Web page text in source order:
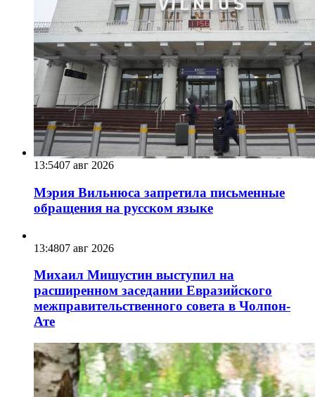
13:5407 авг 2026
Мэрия Вильнюса запретила письменные
обращения на русском языке
13:4807 авг 2026
Михаил Мишустин выступил на
расширенном заседании Евразийского
межправительственного совета в Чолпон-
Ате